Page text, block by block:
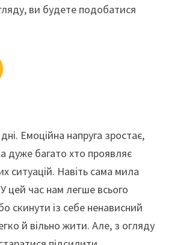
ви будете подобатися
Емоційна напруга зростає,
дуже багато хто проявляє
ситуацій. Навіть сама мила
цей час нам легше всього
із себе ненависний
й вільно жити. Але, з огляду